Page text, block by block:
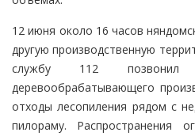
12 июня около 16 часов
другую производственную
службу 112 позвонил
деревообрабатывающего
отходы лесопиления рядом с
пилораму. Распространения